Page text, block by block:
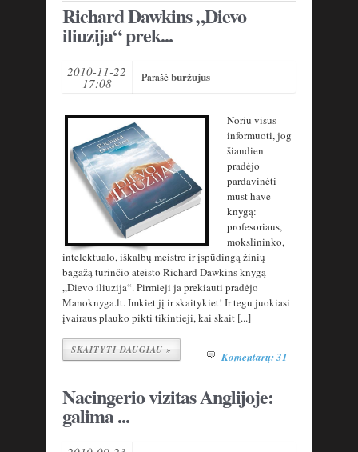
Richard Dawkins „Dievo
iliuzija“ prek...
2010-11-22
17:08 Parašėburžujus
Noriu visus
informuoti, jog
šiandien
pradėjo
pardavinėti
must have
knygą:
profesoriaus,
mokslininko,
intelektualo, iškalbų meistro ir įspūdingą žinių
bagažą turinčio ateisto Richard Dawkins knygą
„Dievo iliuzija“. Pirmieji ja prekiauti pradėjo
Manoknyga.lt. Imkiet jį ir skaitykiet! Ir tegu juokiasi
įvairaus plauko pikti tikintieji, kai skait [...]
SKAITYTI DAUGIAU » Komentarų: 31
Nacingerio vizitas Anglijoje:
galima ...